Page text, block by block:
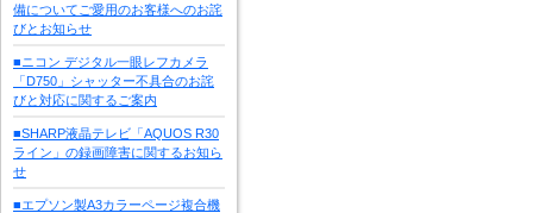
備についてご愛用のお客様へのお詫
びとお知らせ
■ニコン デジタル一眼レフカメラ
「D750」シャッター不具合のお詫
びと対応に関するご案内
■SHARP液晶テレビ「AQUOS R30
ライン」の録画障害に関するお知ら
せ
■エプソン製A3カラーページ複合機